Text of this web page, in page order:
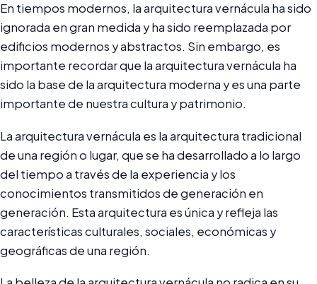
En tiempos modernos, la arquitectura vernácula ha sido
ignorada en gran medida y ha sido reemplazada por
edificios modernos y abstractos. Sin embargo, es
importante recordar que la arquitectura vernácula ha
sido la base de la arquitectura moderna y es una parte
importante de nuestra cultura y patrimonio.
La arquitectura vernácula es la arquitectura tradicional
de una región o lugar, que se ha desarrollado a lo largo
del tiempo a través de la experiencia y los
conocimientos transmitidos de generación en
generación. Esta arquitectura es única y refleja las
características culturales, sociales, económicas y
geográficas de una región.